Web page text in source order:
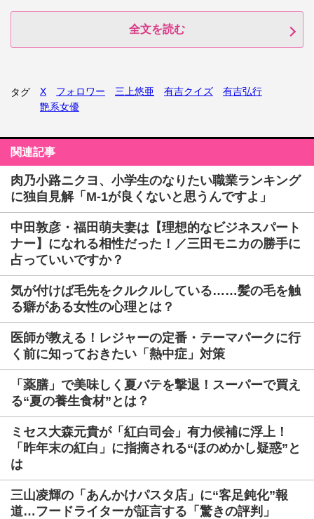
全文を読む
タグ X フォロワー 三上悠亜 有吉クイズ
有吉弘行
艶系女優
関連記事
肉乃小路ニクヨ、小学生のなりたい職業ランキング
に独自見解「M-1が良くないと思うんですよ」
中田敦彦・福田萌夫妻は【理想的なビジネスパート
ナー】になれる相性だった！／三田モニカの勝手に
占っていいですか？
気が付けば毛先をクルクルしている……髪の毛を触
る癖がある女性の心理とは？
医師が教える！レジャーの定番・テーマパークに行
く前に知っておきたい「熱中症」対策
「薬膳」で美味しく夏バテを撃退！スーパーで買え
る“夏の養生食材”とは？
ミセス大森元貴が「紅白司会」有力候補に浮上！
「昨年末の紅白」に指摘される“ほのめかし疑惑”と
は
三山凌輝の「あんかけパスタ店」に“客足鈍化”報
道…フードライターが証言する「驚きの評判」